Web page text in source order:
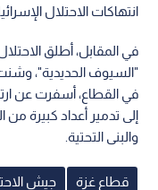
انتهاكات الاحتلال
في المقابل، أطلق
"السيوف الحديدية"،
في القطاع، أسفرت عن
إلى تدمير أعداد كبيرة من
والبنى التحتية.
قطاع غزة جيش